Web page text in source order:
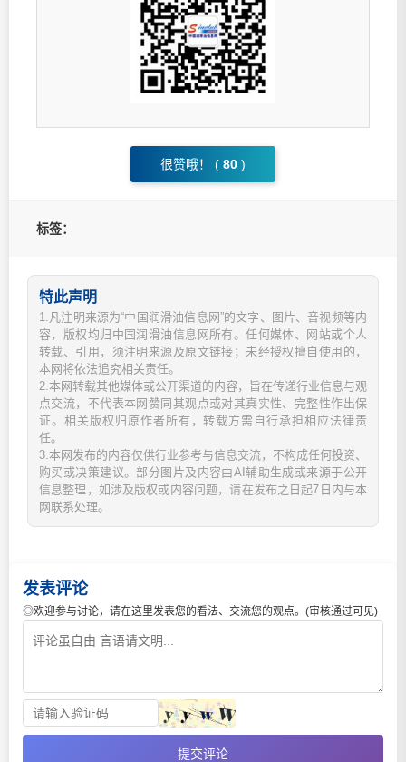
很赞哦！ ( 80 )
标签：
特此声明
1.凡注明来源为“中国润滑油信息网”的文字、图片、音视频等内
容，版权均归中国润滑油信息网所有。任何媒体、网站或个人
转载、引用，须注明来源及原文链接；未经授权擅自使用的，
本网将依法追究相关责任。
2.本网转载其他媒体或公开渠道的内容，旨在传递行业信息与观
点交流，不代表本网赞同其观点或对其真实性、完整性作出保
证。相关版权归原作者所有，转载方需自行承担相应法律责
任。
3.本网发布的内容仅供行业参考与信息交流，不构成任何投资、
购买或决策建议。部分图片及内容由AI辅助生成或来源于公开
信息整理，如涉及版权或内容问题，请在发布之日起7日内与本
网联系处理。
发表评论
◎欢迎参与讨论，请在这里发表您的看法、交流您的观点。(审核通过可见)
提交评论